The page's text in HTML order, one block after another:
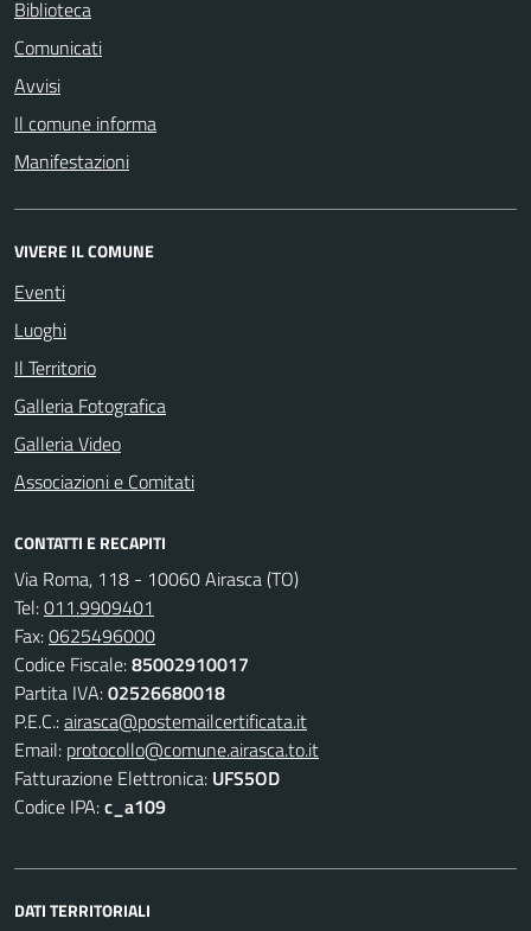
Biblioteca
Comunicati
Avvisi
Il comune informa
Manifestazioni
VIVERE IL COMUNE
Eventi
Luoghi
Il Territorio
Galleria Fotografica
Galleria Video
Associazioni e Comitati
CONTATTI E RECAPITI
Via Roma, 118 - 10060 Airasca (TO)
Tel:011.9909401
Fax:0625496000
Codice Fiscale:85002910017
Partita IVA:02526680018
P.E.C.:airasca@postemailcertificata.it
Email: protocollo@comune.airasca.to.it
Fatturazione Elettronica: UFS5OD
Codice IPA:c_a109
DATI TERRITORIALI